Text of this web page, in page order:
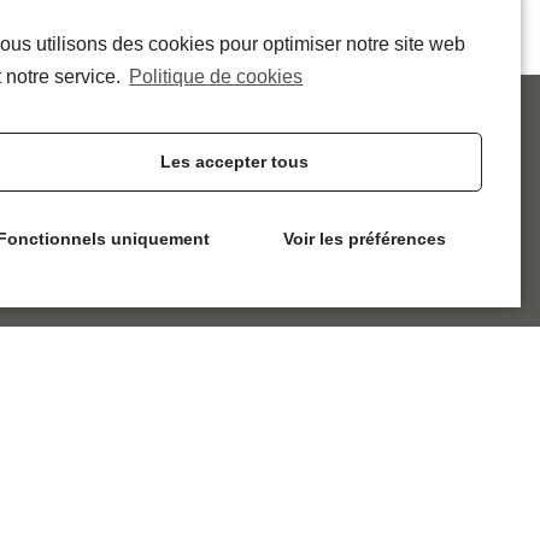
utilisons des cookies pour optimiser notre site web
notre service. Politique de cookies
Les accepter tous
uniquement Voir les préférences
FACEBOOK